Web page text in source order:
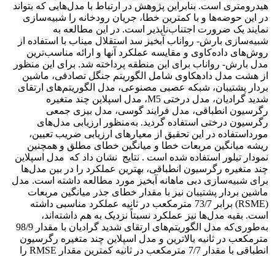
هیدرومتری است. بنابراین پژوهش در ارتباط با مدل‌هایی که بتواند
در این حوضه‌ها و با کمترین خطا، جریان رودخانه را شبیه‌سازی
نمایند یک ضرورت اجتناب‌ناپذیر است. در این مطالعه به
شبیه‌سازی بارش- رواناب آبخیز سد استقلال میناب با استفاده از
روش‌های داده‌کاوی و مقایسه عملکرد آنها و ارائه مناسب‌ترین
مدل بارش- رواناب برای این منطقه پرداخته شد. برای این منظور
از هشت مدل داده­کاوی شامل الگوریتم جنگل تصادفی، ماشین
بردار پشتیبان، شبکه عصبی مصنوعی، مدل الگوریتم‌های ارتقای
شدید گرادیان، مدل درختی M5، مدل اسپلاین چند متغیره
رگرسیون انطباقی، مدل فرایند گوسی، مدل بیزی جمعی
رگرسیون درختی استفاده گردید. به‌منظور ارزیابی مدل‌های
مورداستفاده در این تحقیق از معیارهای ارزیابی ضریب تعیین،
ریشه میانگین مربعات خطا و میانگین خطای مطلق و همچنین
نمودار تیلور استفاده شده است . نتایج نشان داد که مدل اسپلاین
چند متغیره رگرسیون انطباقی، بهترین عملکرد را در بین مدل‌ها
برای شبیه‌سازی دبی ماهانه آبخیز مورد مطالعه داشته است. مدل
ماشین بردار پشتیبان نیز با مقدار خطای جذر میانگین مربعات
(RSME) برابر 73/7 مترمکعب در ثانیه عملکرد مناسبی داشته
است. بقیه مدل‌ها نیز عملکرد نسبتاً نزدیک به هم داشته‌اند،
به‌طوری‌که مدل الگوریتم‌های ارتقای شدید گرادیان با مقدار 98/9
مترمکعب در ثانیه بالاترین و مدل اسپلاین چند متغیره رگرسیون
انطباقی با مقدار 7/7 مترمکعب در ثانیه کمترین مقدار RMSE را